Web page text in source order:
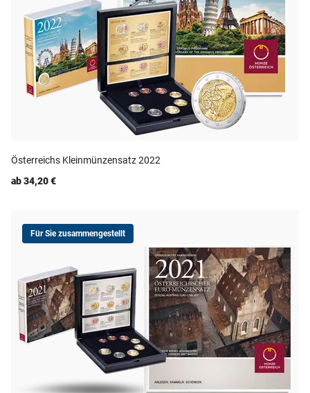
Österreichs Kleinmünzensatz 2022
ab 34,20 €
Für Sie zusammengestellt